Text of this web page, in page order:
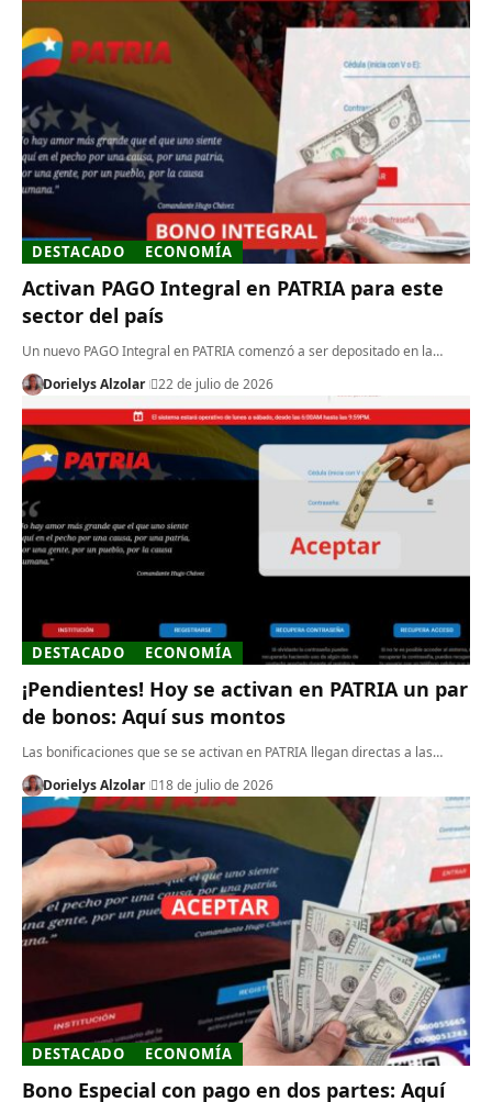
DESTACADO ECONOMÍA
Activan PAGO Integral en PATRIA para este
sector del país
Un nuevo PAGO Integral en PATRIA comenzó a ser depositado en la…
Dorielys Alzolar
22 de julio de 2026
DESTACADO ECONOMÍA
¡Pendientes! Hoy se activan en PATRIA un par
de bonos: Aquí sus montos
Las bonificaciones que se se activan en PATRIA llegan directas a las…
Dorielys Alzolar
18 de julio de 2026
DESTACADO ECONOMÍA
Bono Especial con pago en dos partes: Aquí